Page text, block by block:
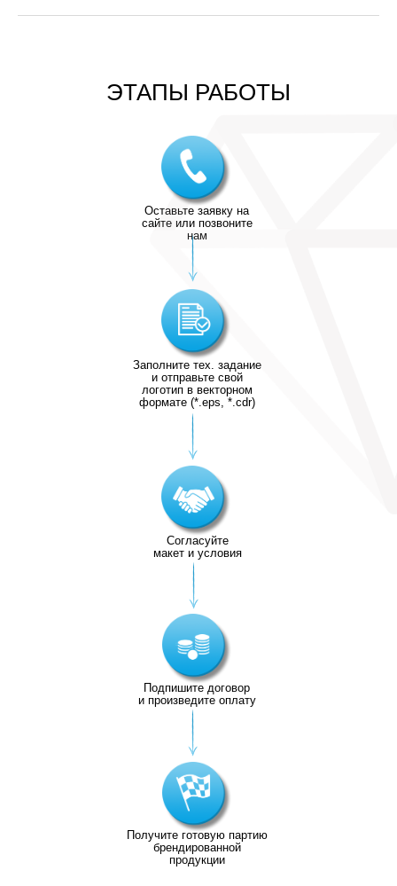
ЭТАПЫ РАБОТЫ
Оставьте заявку на
сайте или позвоните
нам
Подпишите договор
и произведите оплату
Заполните тех. задание
и отправьте свой
логотип в векторном
формате (*.eps, *.cdr)
Согласуйте
макет и условия
Получите готовую партию
брендированной
продукции